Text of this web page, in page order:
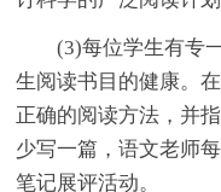
(3)每位学生有专
生阅读书目的健康。
正确的阅读方法，并
少写一篇，语文老师
笔记展评活动。